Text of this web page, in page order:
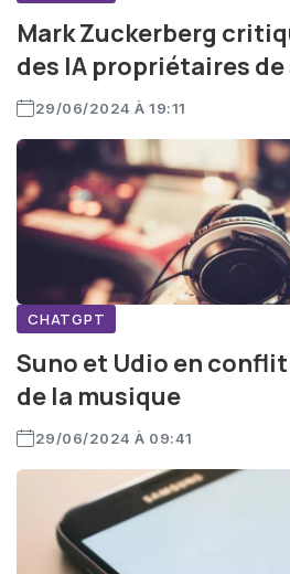
Mark Zuckerberg
des IA propriétaires
29/06/2024 À 19:11
CHATGPT
Suno et Udio en
de la musique
29/06/2024 À 09:41